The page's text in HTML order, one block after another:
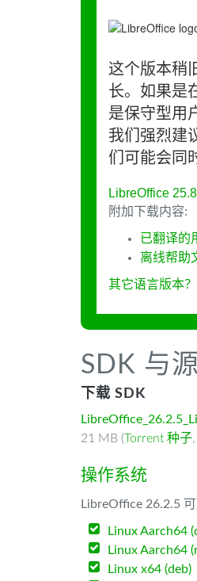
这个版本稍
长。如果是
是保守型用
我们强烈建
们可能会同
LibreOffice
附加下载内容:
已翻译的
离线帮助
其它语言版本？
SDK 与
下载 SDK
21 MB (Torrent 种子,
操作系统
LibreOffice 26.2.5
Linux Aarch64
Linux Aarch64
Linux x64 (deb)